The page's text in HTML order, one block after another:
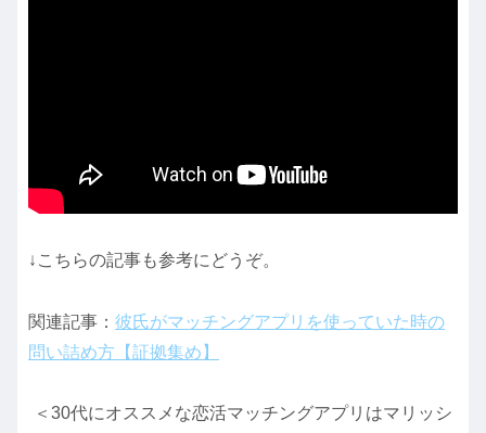
↓こちらの記事も参考にどうぞ。
関連記事： 彼氏がマッチングアプリを使っていた時の
問い詰め方【証拠集め】
＜30代にオススメな恋活マッチングアプリはマリッシ